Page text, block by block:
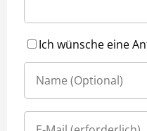
Ich wünsche eine